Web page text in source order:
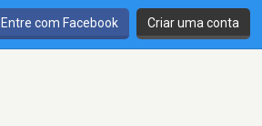
Entre com Facebook Criar uma conta